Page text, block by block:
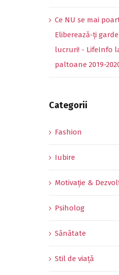
Ce NU se mai
Eliberează-ți
lucruri! - LifeInfo
paltoane 2019-
Categorii
Fashion
Iubire
Motivație &
Psiholog
Sănătate
Stil de viață